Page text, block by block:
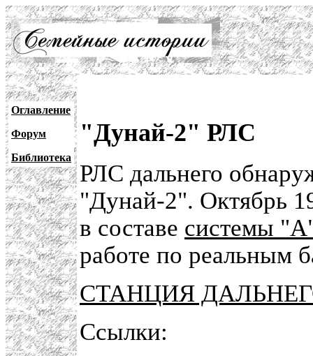
Оглавление
Форум
Библиотека
"Дунай-2" РЛС
РЛС дальнего
"Дунай-2". Октябрь
в составе системы
работе по реальным
СТАНЦИЯ
Ссылки: